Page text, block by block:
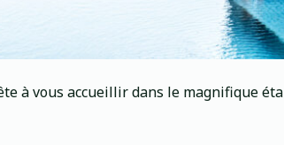
à vous accueillir dans le magnifique